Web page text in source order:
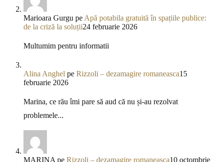
Marioara Gurgu peApă potabila gratuită în spațiile publice:
de la criză la soluții24 februarie 2026
Multumim pentru informatii
Alina Anghel pe Rizzoli – dezamagire romaneasca15
februarie 2026
Marina, ce rău îmi pare să aud că nu și-au rezolvat
problemele...
MARINApe Rizzoli – dezamagire romaneasca10 octombrie